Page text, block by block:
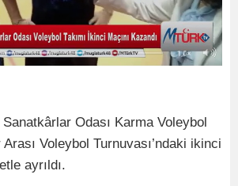
Odası Karma Voleybol
Arası Voleybol Turnuvası’ndaki ikinci
ayrıldı.